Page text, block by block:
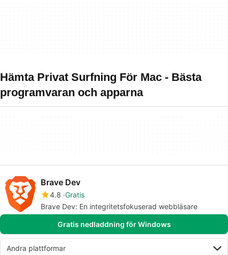
Hämta Privat Surfning För Mac - Bästa
programvaran och apparna
Brave Dev
4.8 Gratis
Brave Dev: En integritetsfokuserad webbläsare
Gratis nedladdning för Windows
Andra plattformar